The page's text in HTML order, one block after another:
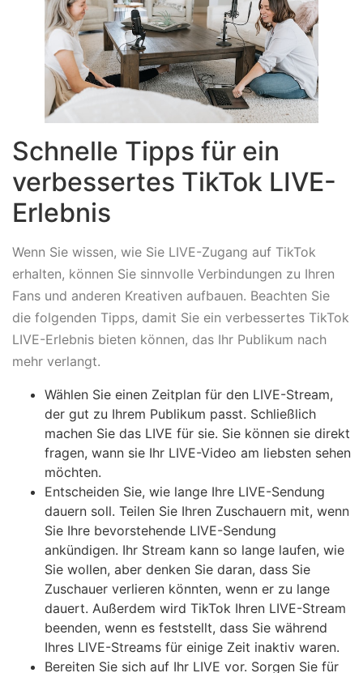
Schnelle Tipps für ein
verbessertes TikTok LIVE-
Erlebnis
Wenn Sie wissen, wie Sie LIVE-Zugang auf TikTok
erhalten, können Sie sinnvolle Verbindungen zu Ihren
Fans und anderen Kreativen aufbauen. Beachten Sie
die folgenden Tipps, damit Sie ein verbessertes TikTok
LIVE-Erlebnis bieten können, das Ihr Publikum nach
mehr verlangt.
Wählen Sie einen Zeitplan für den LIVE-Stream,
der gut zu Ihrem Publikum passt. Schließlich
machen Sie das LIVE für sie. Sie können sie direkt
fragen, wann sie Ihr LIVE-Video am liebsten sehen
möchten.
Entscheiden Sie, wie lange Ihre LIVE-Sendung
dauern soll. Teilen Sie Ihren Zuschauern mit, wenn
Sie Ihre bevorstehende LIVE-Sendung
ankündigen. Ihr Stream kann so lange laufen, wie
Sie wollen, aber denken Sie daran, dass Sie
Zuschauer verlieren könnten, wenn er zu lange
dauert. Außerdem wird TikTok Ihren LIVE-Stream
beenden, wenn es feststellt, dass Sie während
Ihres LIVE-Streams für einige Zeit inaktiv waren.
Bereiten Sie sich auf Ihr LIVE vor. Sorgen Sie für